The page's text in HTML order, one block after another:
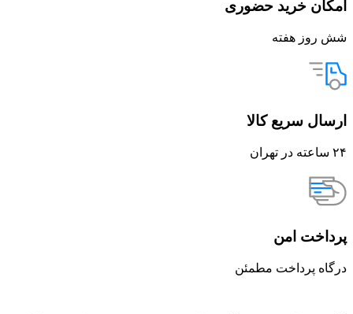
امکان خرید حضوری
شش روز هفته
ارسال سریع کالا
۲۴ ساعته در تهران
پرداخت امن
درگاه پرداخت مطمئن